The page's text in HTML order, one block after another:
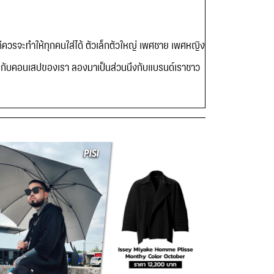
ควรจะทำให้ทุกคนใส่ได้ ตัวเล็กตัวใหญ่ เพศชาย เพศหญิง
คอนเสปของเรา ลองมาเป็นส่วนนึงกับแบรนด์เราชาว